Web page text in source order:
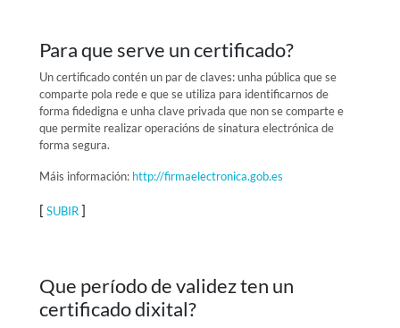
Para que serve un certificado?
Un certificado contén un par de claves: unha pública que se
comparte pola rede e que se utiliza para identificarnos de
forma fidedigna e unha clave privada que non se comparte e
que permite realizar operacións de sinatura electrónica de
forma segura.
Máis información: http://firmaelectronica.gob.es
[ SUBIR]
Que período de validez ten un
certificado dixital?